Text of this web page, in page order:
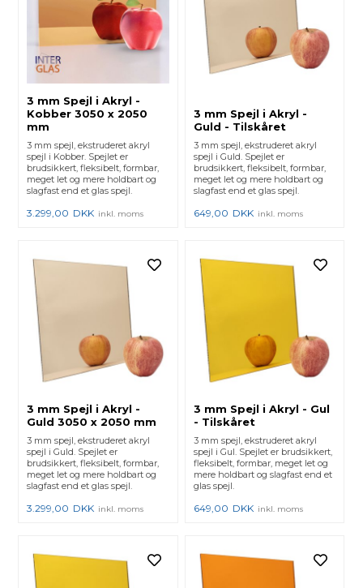
3 mm Spejl i Akryl -
Kobber 3050 x 2050
mm
3 mm spejl, ekstruderet akryl
spejl i Kobber. Spejlet er
brudsikkert, fleksibelt, formbar,
meget let og mere holdbart og
slagfast end et glas spejl.
3.299,00 DKK inkl. moms
3 mm Spejl i Akryl -
Guld - Tilskåret
3 mm spejl, ekstruderet akryl
spejl i Guld. Spejlet er
brudsikkert, fleksibelt, formbar,
meget let og mere holdbart og
slagfast end et glas spejl.
649,00 DKK inkl. moms
3 mm Spejl i Akryl -
Guld 3050 x 2050 mm
3 mm spejl, ekstruderet akryl
spejl i Guld. Spejlet er
brudsikkert, fleksibelt, formbar,
meget let og mere holdbart og
slagfast end et glas spejl.
3.299,00 DKK inkl. moms
3 mm Spejl i Akryl - Gul
- Tilskåret
3 mm spejl, ekstruderet akryl
spejl i Gul. Spejlet er brudsikkert,
fleksibelt, formbar, meget let og
mere holdbart og slagfast end et
glas spejl.
649,00 DKK inkl. moms